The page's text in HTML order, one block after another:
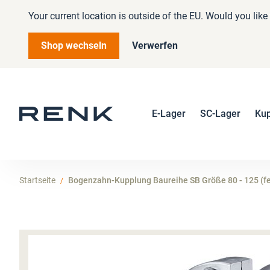
Your current location is outside of the EU. Would you
Shop wechseln Verwerfen
E-Lager SC-Lager
Startseite Bogenzahn-Kupplung Baureihe SB Größe 80 - 125
Zum